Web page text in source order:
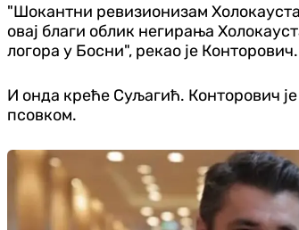
"Шокантни ревизионизам
овај благи облик негирања
логора у Босни", рекао је Конторович.
И онда креће Суљагић. Конторович
псовком.